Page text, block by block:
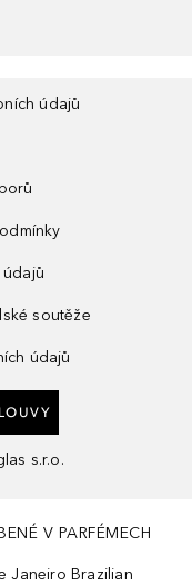
údajů
soutěže
údajů
s.r.o.
V PARFÉMECH
Janeiro Brazilian